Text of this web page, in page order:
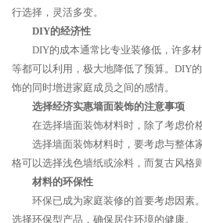
行选择，灵活多变。
DIY的经济性
DIY的成本通常比专业装修低，许多
等都可以利用，极大地降低了预算。DIY
饰的同时增进家庭成员之间的感情。
选择经济实惠墙面装饰的注意事项
在选择墙面装饰材料时，除了考虑价
选择墙面装饰材料时，要考虑与整体
格可以选择浅色墙纸或涂料，而复古风格
材料的环保性
环保已成为家庭装修的首要考虑因素
选择环保型产品，确保居住环境的健康。